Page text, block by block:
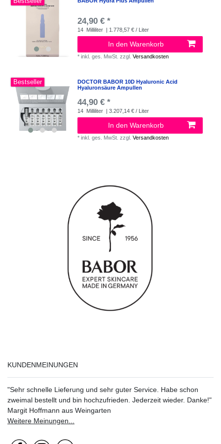
24,90 € *
14 Milliliter | 1.778,57 € / Liter
In den Warenkorb
*inkl. ges. MwSt. zzgl.Versandkosten
Bestseller
DOCTOR BABOR 10D Hyaluronic Acid
Hyaluronsäure Ampullen
44,90 € *
14 Milliliter | 3.207,14 € / Liter
In den Warenkorb
*inkl. ges. MwSt. zzgl.Versandkosten
KUNDENMEINUNGEN
"Sehr schnelle Lieferung und sehr guter Service. Habe schon
zweimal bestellt und bin hochzufrieden. Jederzeit wieder. Danke!"
Margit Hoffmann aus Weingarten
Weitere Meinungen...